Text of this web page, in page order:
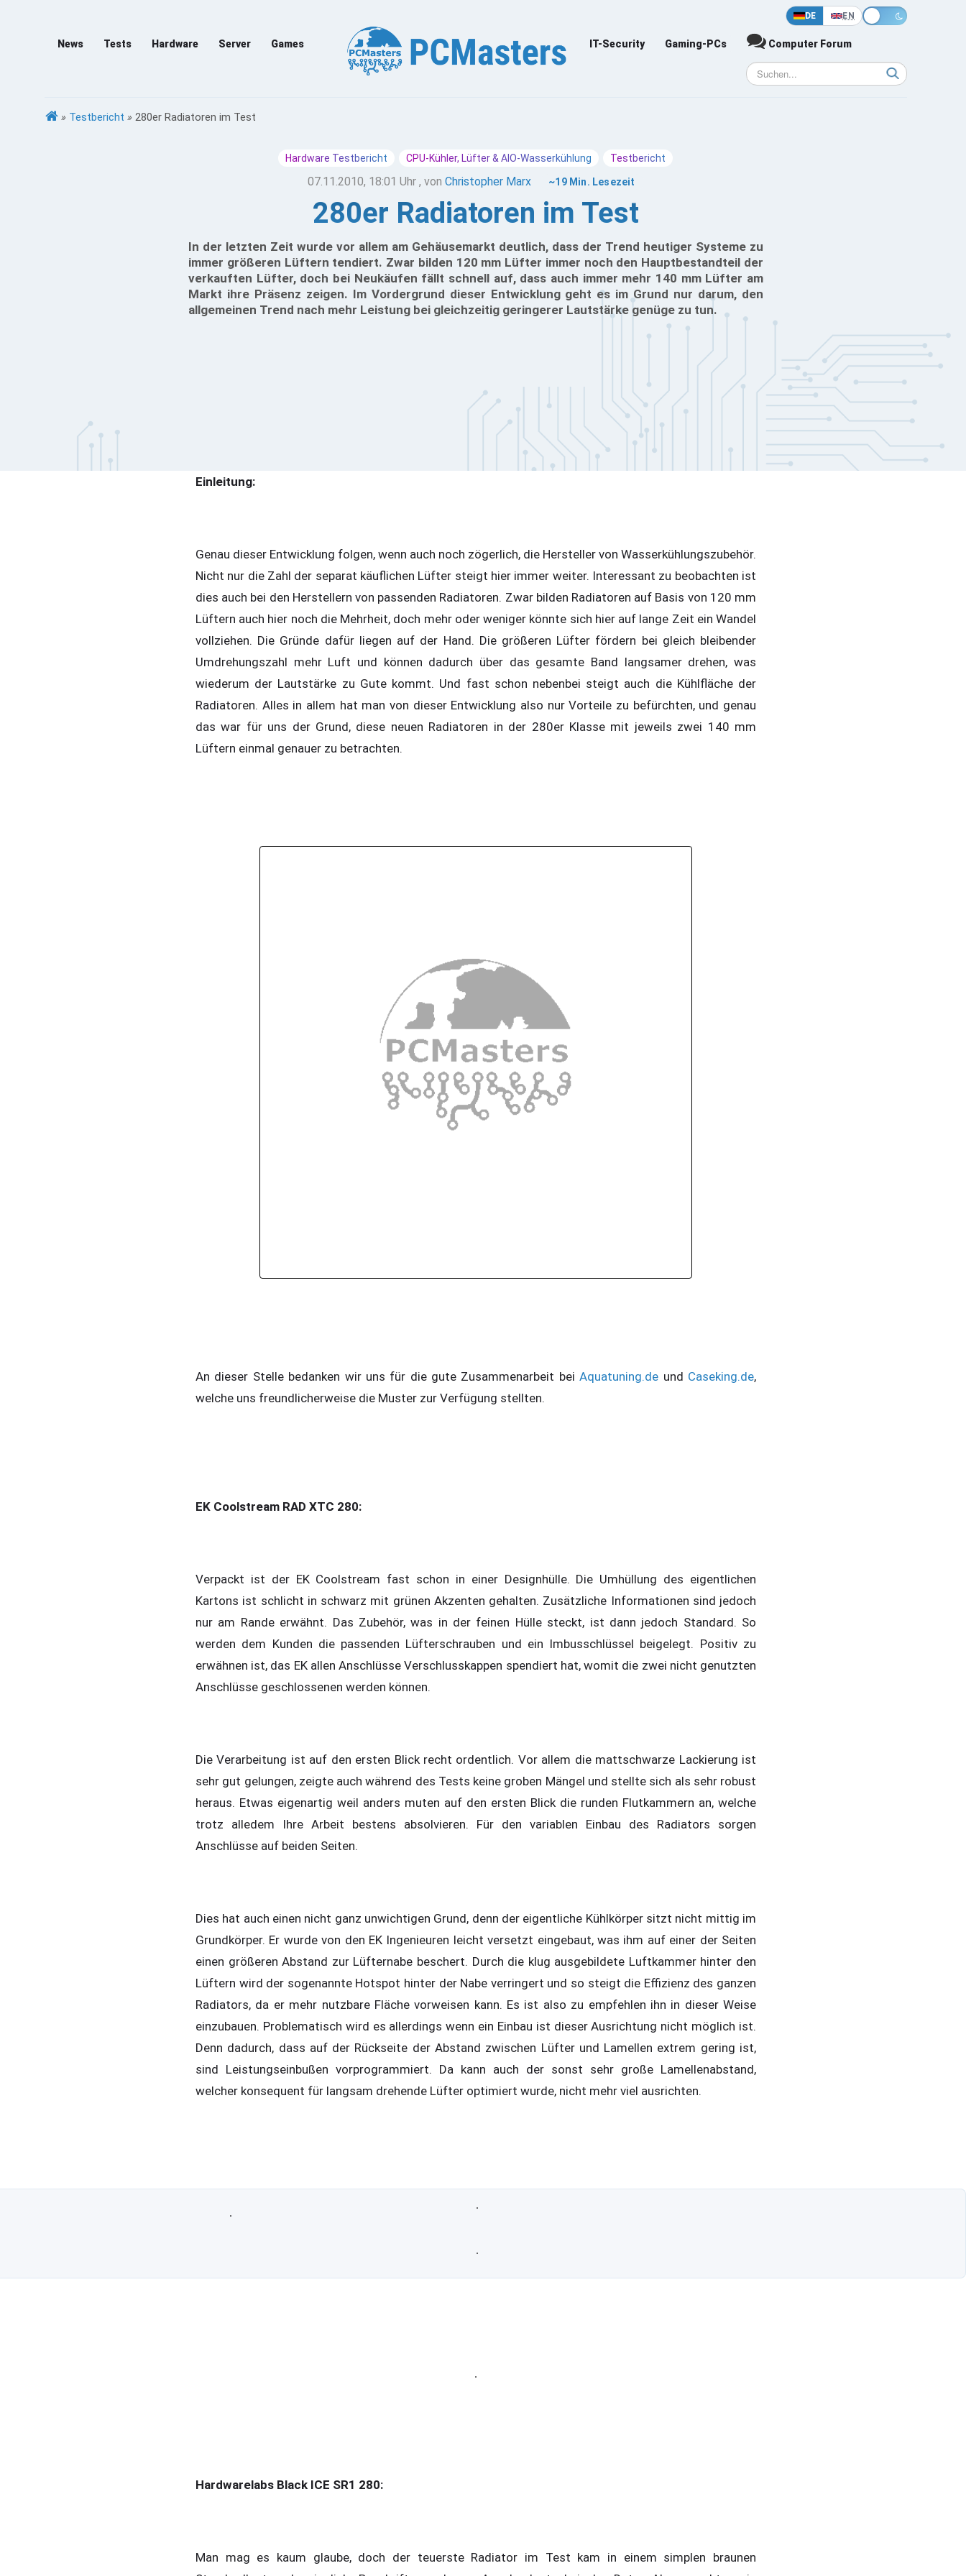
DE EN
News Tests Hardware Server Games IT-Security Gaming-PCs Computer Forum
» Testbericht » 280er Radiatoren im Test
Hardware Testbericht CPU-Kühler, Lüfter & AIO-Wasserkühlung Testbericht
07.11.2010, 18:01 Uhr , vonChristopher Marx ~19 Min. Lesezeit
280er Radiatoren im Test
In der letzten Zeit wurde vor allem am Gehäusemarkt deutlich, dass der Trend heutiger Systeme zu
immer größeren Lüftern tendiert. Zwar bilden 120 mm Lüfter immer noch den Hauptbestandteil der
verkauften Lüfter, doch bei Neukäufen fällt schnell auf, dass auch immer mehr 140 mm Lüfter am
Markt ihre Präsenz zeigen. Im Vordergrund dieser Entwicklung geht es im Grund nur darum, den
allgemeinen Trend nach mehr Leistung bei gleichzeitig geringerer Lautstärke genüge zu tun.
Einleitung:
Genau dieser Entwicklung folgen, wenn auch noch zögerlich, die Hersteller von Wasserkühlungszubehör.
Nicht nur die Zahl der separat käuflichen Lüfter steigt hier immer weiter. Interessant zu beobachten ist
dies auch bei den Herstellern von passenden Radiatoren. Zwar bilden Radiatoren auf Basis von 120 mm
Lüftern auch hier noch die Mehrheit, doch mehr oder weniger könnte sich hier auf lange Zeit ein Wandel
vollziehen. Die Gründe dafür liegen auf der Hand. Die größeren Lüfter fördern bei gleich bleibender
Umdrehungszahl mehr Luft und können dadurch über das gesamte Band langsamer drehen, was
wiederum der Lautstärke zu Gute kommt. Und fast schon nebenbei steigt auch die Kühlfläche der
Radiatoren. Alles in allem hat man von dieser Entwicklung also nur Vorteile zu befürchten, und genau
das war für uns der Grund, diese neuen Radiatoren in der 280er Klasse mit jeweils zwei 140 mm
Lüftern einmal genauer zu betrachten.
An dieser Stelle bedanken wir uns für die gute Zusammenarbeit beiAquatuning.de und Caseking.de,
welche uns freundlicherweise die Muster zur Verfügung stellten.
EK Coolstream RAD XTC 280:
Verpackt ist der EK Coolstream fast schon in einer Designhülle. Die Umhüllung des eigentlichen
Kartons ist schlicht in schwarz mit grünen Akzenten gehalten. Zusätzliche Informationen sind jedoch
nur am Rande erwähnt. Das Zubehör, was in der feinen Hülle steckt, ist dann jedoch Standard. So
werden dem Kunden die passenden Lüfterschrauben und ein Imbusschlüssel beigelegt. Positiv zu
erwähnen ist, das EK allen Anschlüsse Verschlusskappen spendiert hat, womit die zwei nicht genutzten
Anschlüsse geschlossenen werden können.
Die Verarbeitung ist auf den ersten Blick recht ordentlich. Vor allem die mattschwarze Lackierung ist
sehr gut gelungen, zeigte auch während des Tests keine groben Mängel und stellte sich als sehr robust
heraus. Etwas eigenartig weil anders muten auf den ersten Blick die runden Flutkammern an, welche
trotz alledem Ihre Arbeit bestens absolvieren. Für den variablen Einbau des Radiators sorgen
Anschlüsse auf beiden Seiten.
Dies hat auch einen nicht ganz unwichtigen Grund, denn der eigentliche Kühlkörper sitzt nicht mittig im
Grundkörper. Er wurde von den EK Ingenieuren leicht versetzt eingebaut, was ihm auf einer der Seiten
einen größeren Abstand zur Lüfternabe beschert. Durch die klug ausgebildete Luftkammer hinter den
Lüftern wird der sogenannte Hotspot hinter der Nabe verringert und so steigt die Effizienz des ganzen
Radiators, da er mehr nutzbare Fläche vorweisen kann. Es ist also zu empfehlen ihn in dieser Weise
einzubauen. Problematisch wird es allerdings wenn ein Einbau ist dieser Ausrichtung nicht möglich ist.
Denn dadurch, dass auf der Rückseite der Abstand zwischen Lüfter und Lamellen extrem gering ist,
sind Leistungseinbußen vorprogrammiert. Da kann auch der sonst sehr große Lamellenabstand,
welcher konsequent für langsam drehende Lüfter optimiert wurde, nicht mehr viel ausrichten.
Hardwarelabs Black ICE SR1 280:
Man mag es kaum glaube, doch der teuerste Radiator im Test kam in einem simplen braunen